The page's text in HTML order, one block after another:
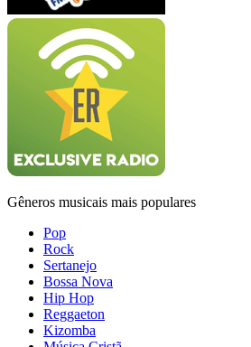
Gêneros musicais mais populares
Pop
Rock
Sertanejo
Bossa Nova
Hip Hop
Reggaeton
Kizomba